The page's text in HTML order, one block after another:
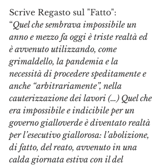
Scrive Regasto sul "Fatto":
“Quel che sembrava impossibile un
anno e mezzo fa oggi è triste realtà ed
è avvenuto utilizzando, come
grimaldello, la pandemia e la
necessità di procedere speditamente e
anche “arbitrariamente”, nella
cauterizzazione dei lavori (…) Quel che
era impossibile e indicibile per un
governo gialloverde è diventato realtà
per l’esecutivo giallorosa: l’abolizione,
di fatto, del reato, avvenuto in una
calda giornata estiva con il del